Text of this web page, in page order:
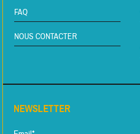
FAQ
NOUS CONTACTER
NEWSLETTER